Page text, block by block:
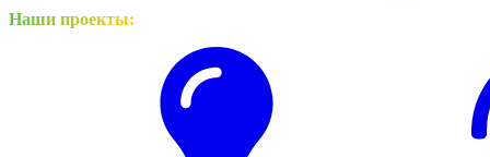
Наши проекты: